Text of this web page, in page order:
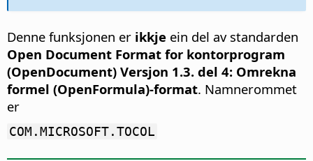
Denne funksjonen er ikkje ein del av standarden
Open Document Format for kontorprogram
(OpenDocument) Versjon 1.3. del 4: Omrekna
formel (OpenFormula)-format. Namnerommet
er
COM.MICROSOFT.TOCOL